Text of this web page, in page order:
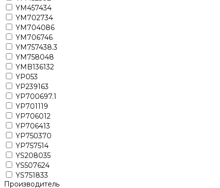
YM457434
YM702734
YM704086
YM706746
YM757438.3
YM758048
YMB136132
YP053
YP239163
YP700697.1
YP701119
YP706012
YP706413
YP750370
YP757514
YS208035
YS507624
YS751833
Производитель